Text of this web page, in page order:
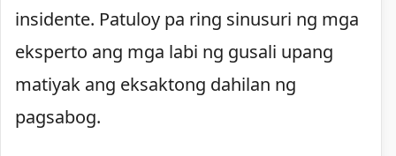
insidente. Patuloy pa ring sinusuri ng mga
eksperto ang mga labi ng gusali upang
matiyak ang eksaktong dahilan ng
pagsabog.